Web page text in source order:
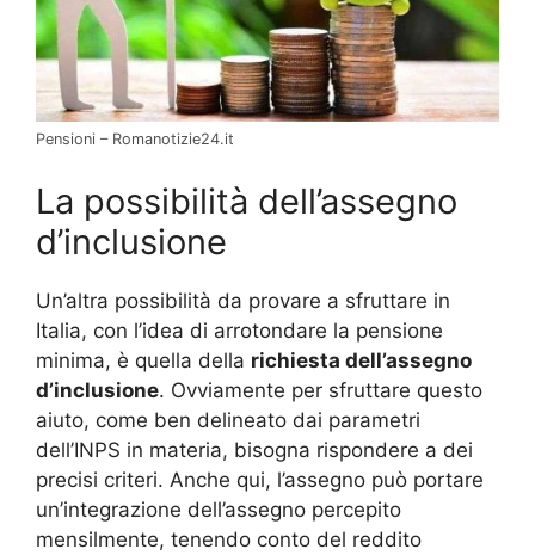
Pensioni – Romanotizie24.it
La possibilità dell’assegno
d’inclusione
Un’altra possibilità da provare a sfruttare in
Italia, con l’idea di arrotondare la pensione
minima, è quella della richiesta dell’assegno
d’inclusione. Ovviamente per sfruttare questo
aiuto, come ben delineato dai parametri
dell’INPS in materia, bisogna rispondere a dei
precisi criteri. Anche qui, l’assegno può portare
un’integrazione dell’assegno percepito
mensilmente, tenendo conto del reddito